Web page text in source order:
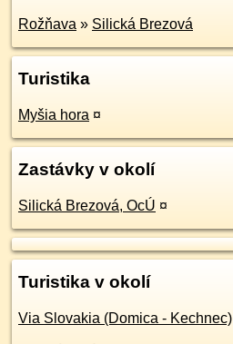
Rožňava » Silická Brezová
Turistika
Myšia hora ¤
Zastávky v okolí
Silická Brezová, OcÚ ¤
Turistika v okolí
Via Slovakia (Domica - Kechnec)